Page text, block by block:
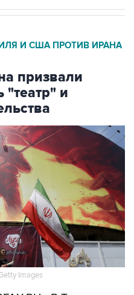
И США ПРОТИВ ИРАНА
призвали
"театр" и
Images